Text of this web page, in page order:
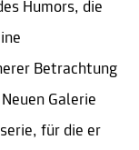
Humors, die
Betrachtung
Galerie
für die er